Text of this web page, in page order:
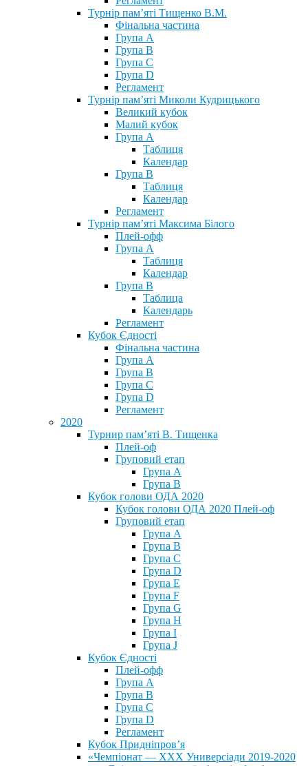
Турнір пам’яті Тищенко В.М.
Фінальна частина
Група А
Група В
Група С
Група D
Регламент
Турнір пам’яті Миколи Кудрицького
Великий кубок
Малий кубок
Група А
Таблиця
Календар
Група В
Таблиця
Календар
Регламент
Турнір пам’яті Максима Білого
Плей-офф
Група А
Таблиця
Календар
Група В
Таблица
Календарь
Регламент
Кубок Єдності
Фінальна частина
Група А
Група В
Група С
Група D
Регламент
2020
Турнир пам’яті В. Тищенка
Плей-оф
Груповий етап
Група А
Група В
Кубок голови ОДА 2020
Кубок голови ОДА 2020 Плей-оф
Груповий етап
Група A
Група B
Група C
Група D
Група E
Група F
Група G
Група H
Група I
Група J
Кубок Єдності
Плей-офф
Група А
Група В
Група С
Група D
Регламент
Кубок Придніпров’я
«Чемпіонат — ХХХ Универсіади 2019-2020